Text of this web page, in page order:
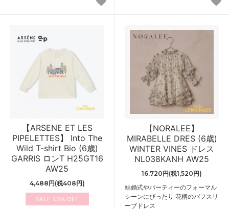
【ARSENE ET LES
PIPELETTES】 Into The
Wild T-shirt Bio (6歳)
GARRIS ロンT H25GT16
AW25
4,488円(税408円)
40%
【NORALEE】
MIRABELLE DRES (6歳)
WINTER VINES ドレス
NL038KANH AW25
16,720円(税1,520円)
結婚式やパーティーのフォーマル
シーンにぴったり 花柄のパフスリ
ーブドレス